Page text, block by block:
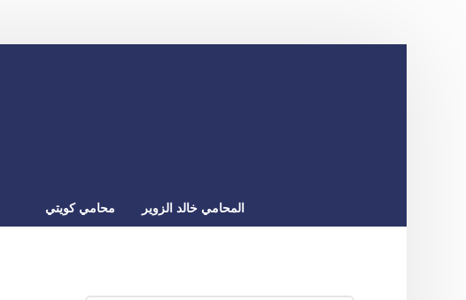
المحامي خالد الزوير محامي كويتي